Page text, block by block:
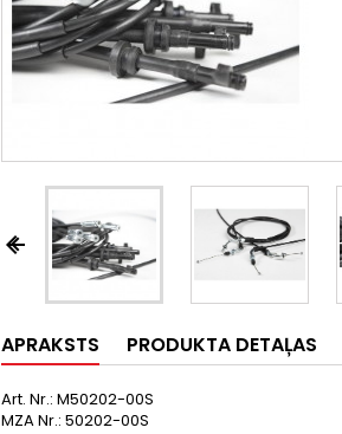


APRAKSTS PRODUKTA DETAĻAS
Art. Nr.: M50202-00S
MZA Nr.: 50202-00S